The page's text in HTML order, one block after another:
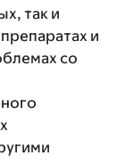
так и
и
со